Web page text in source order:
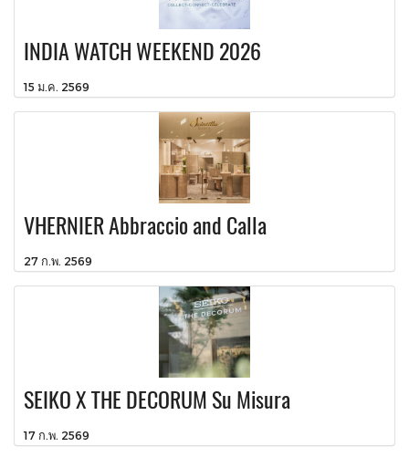
INDIA WATCH WEEKEND 2026
15 ม.ค. 2569
VHERNIER Abbraccio and Calla
27 ก.พ. 2569
SEIKO X THE DECORUM Su Misura
17 ก.พ. 2569